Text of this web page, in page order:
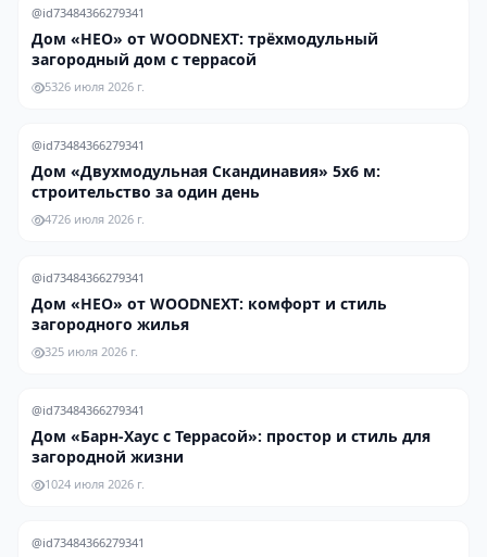
@id73484366279341
Дом «НЕО» от WOODNEXT: трёхмодульный
загородный дом с террасой
5326 июля 2026 г.
@id73484366279341
Дом «Двухмодульная Скандинавия» 5х6 м:
строительство за один день
4726 июля 2026 г.
@id73484366279341
Дом «НЕО» от WOODNEXT: комфорт и стиль
загородного жилья
325 июля 2026 г.
@id73484366279341
Дом «Барн-Хаус с Террасой»: простор и стиль для
загородной жизни
1024 июля 2026 г.
@id73484366279341